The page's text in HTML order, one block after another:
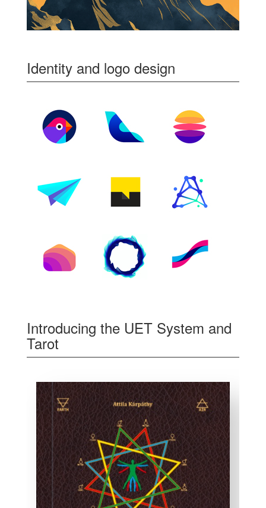
Identity and logo design
Introducing the UET System and
Tarot